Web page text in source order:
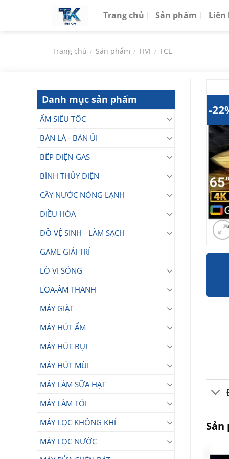
Trang chủ Sản phẩm Liên
Trang chủ / Sản phẩm / TIVI / TCL
Danh mục sản phẩm
ẤM SIÊU TỐC
BÀN LÀ - BÀN ỦI
BẾP ĐIỆN-GAS
BÌNH THỦY ĐIỆN
CÂY NƯỚC NÓNG LẠNH
ĐIỀU HÒA
ĐỒ VỆ SINH - LÀM SẠCH
GAME GIẢI TRÍ
LÒ VI SÓNG
LOA-ÂM THANH
MÁY GIẶT
MÁY HÚT ẨM
MÁY HÚT BỤI
MÁY HÚT MÙI
MÁY LÀM SỮA HẠT
MÁY LÀM TỎI
MÁY LỌC KHÔNG KHÍ
MÁY LỌC NƯỚC
-